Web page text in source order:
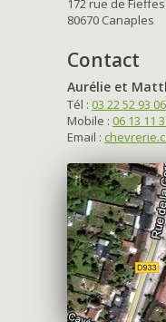
172 rue de Fieffes
80670 Canaples
Contact
Aurélie et
Tél : 03 22 52 93 06
Mobile : 06 13 11
Email :